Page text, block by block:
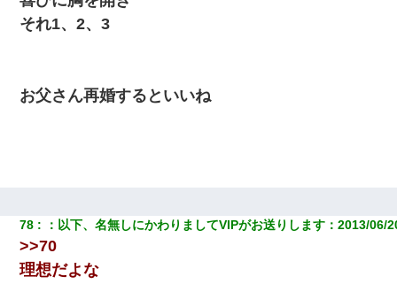
【衝撃】ある工場に配属すると、女の人がみんな退職してしま
それ1、2、3
お父さん再婚するといいね
78 ： 以下、名無しにかわりましてVIPがお送りします ：2013/06/
>>70
理想だよな